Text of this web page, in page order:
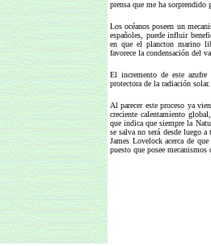
prensa que me ha sorprendido
Los océanos poseen un
españoles, puede influir
en que el plancton marino
favorece la condensación del
El incremento de este azufre
protectora de la radiación solar.
Al parecer este proceso ya
creciente calentamiento
que indica que siempre la
se salva no será desde luego
James Lovelock acerca de
puesto que posee mecanismos